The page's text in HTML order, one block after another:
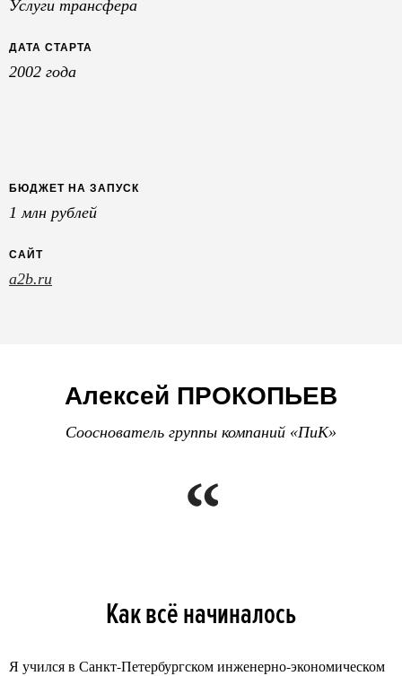
Услуги трансфера
ДАТА СТАРТА
2002 года
БЮДЖЕТ НА ЗАПУСК
1 млн рублей
САЙТ
a2b.ru
Алексей ПРОКОПЬЕВ
Сооснователь группы компаний «ПиК»
Как всё начиналось
Я учился в Санкт-Петербургском инженерно-экономическом